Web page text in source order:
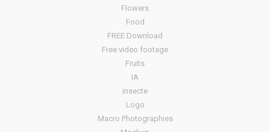
Flowers
Food
FREE Download
Free video footage
Fruits
IA
insecte
Logo
Macro Photographies